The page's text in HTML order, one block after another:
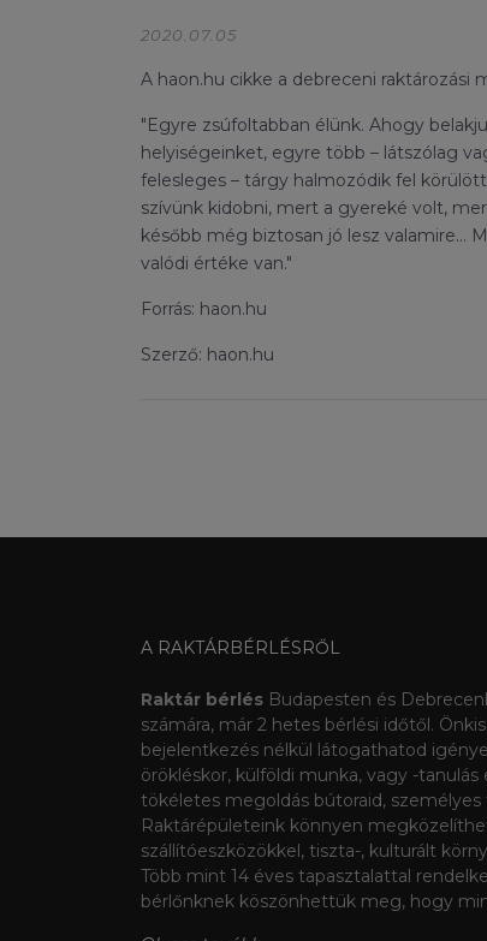
2020.07.05
A haon.hu cikke a debreceni raktározási
"Egyre zsúfoltabban élünk. Ahogy
helyiségeinket, egyre több – látszólag
felesleges – tárgy halmozódik fel
szívünk kidobni, mert a gyereké volt,
később még biztosan jó lesz valamire…
valódi értéke van."
Forrás: haon.hu
Szerző: haon.hu
A RAKTÁRBÉRLÉSRŐL
Raktár bérlés Budapesten és
számára, már 2 hetes bérlési időtől.
bejelentkezés nélkül látogathatod
örökléskor, külföldi munka, vagy -
tökéletes megoldás bútoraid, személyes
Raktárépületeink könnyen
szállítóeszközökkel, tiszta-, kulturált
Több mint 14 éves tapasztalattal
bérlőnknek köszönhettük meg, hogy